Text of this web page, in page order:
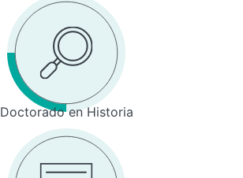
Doctorado en Historia